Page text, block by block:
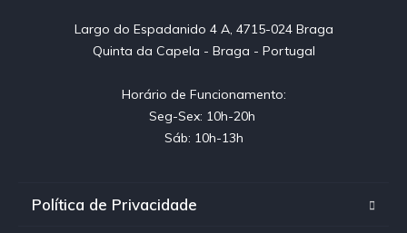
Largo do Espadanido 4 A, 4715-024 Braga
Quinta da Capela - Braga - Portugal
Horário de Funcionamento:
Seg-Sex: 10h-20h
Sáb: 10h-13h
Política de Privacidade